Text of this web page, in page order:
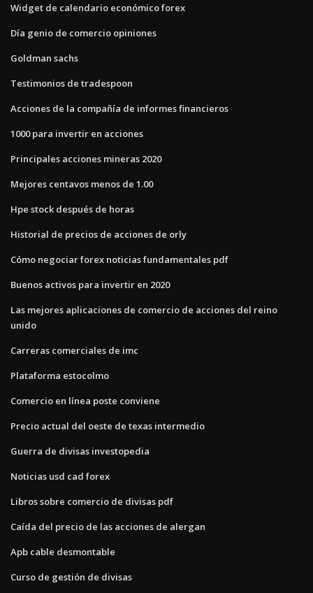
Widget de calendario económico forex
Día genio de comercio opiniones
Goldman sachs
Testimonios de tradespoon
Acciones de la compañía de informes financieros
1000 para invertir en acciones
Principales acciones mineras 2020
Mejores centavos menos de 1.00
Hpe stock después de horas
Historial de precios de acciones de orly
Cómo negociar forex noticias fundamentales pdf
Buenos activos para invertir en 2020
Las mejores aplicaciones de comercio de acciones del reino
unido
Carreras comerciales de imc
Plataforma estocolmo
Comercio en línea poste conviene
Precio actual del oeste de texas intermedio
Guerra de divisas investopedia
Noticias usd cad forex
Libros sobre comercio de divisas pdf
Caída del precio de las acciones de alergan
Apb cable desmontable
Curso de gestión de divisas